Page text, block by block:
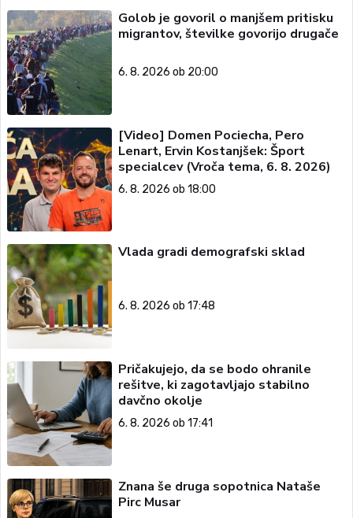
Golob je govoril o manjšem pritisku
migrantov, številke govorijo drugače
6. 8. 2026 ob 20:00
[Video] Domen Pociecha, Pero
Lenart, Ervin Kostanjšek: Šport
specialcev (Vroča tema, 6. 8. 2026)
6. 8. 2026 ob 18:00
Vlada gradi demografski sklad
6. 8. 2026 ob 17:48
Pričakujejo, da se bodo ohranile
rešitve, ki zagotavljajo stabilno
davčno okolje
6. 8. 2026 ob 17:41
Znana še druga sopotnica Nataše
Pirc Musar